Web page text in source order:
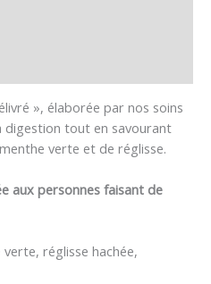
», élaborée par nos soins
tout en savourant
verte et de réglisse.
aux personnes faisant de
verte, réglisse hachée,